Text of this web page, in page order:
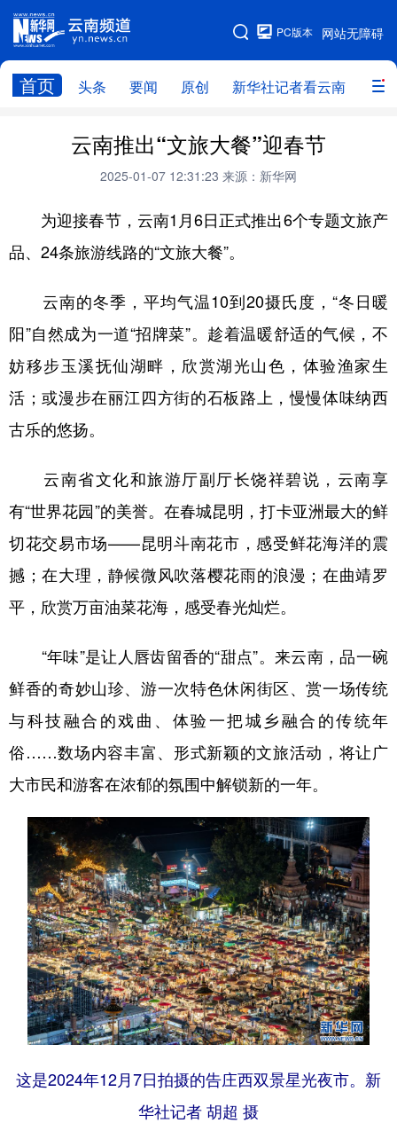
网站无障碍
PC版本
首页 头条 要闻 原创 新华社记者看云南 政务
网站地图
头条 云南要闻 本网原创
新华社记者看云南 政务
廉政 云南省领导报道集 旅游
州市
社会
经济 服务 云南故事
云南青年说 趣看文物
云南推出“文旅大餐”迎春节
2025-01-07 12:31:23 来源：新华网
为迎接春节，云南1月6日正式推出6个专题文旅产
品、24条旅游线路的“文旅大餐”。
云南的冬季，平均气温10到20摄氏度，“冬日暖
阳”自然成为一道“招牌菜”。趁着温暖舒适的气候，不
妨移步玉溪抚仙湖畔，欣赏湖光山色，体验渔家生
活；或漫步在丽江四方街的石板路上，慢慢体味纳西
古乐的悠扬。
云南省文化和旅游厅副厅长饶祥碧说，云南享
有“世界花园”的美誉。在春城昆明，打卡亚洲最大的鲜
切花交易市场——昆明斗南花市，感受鲜花海洋的震
撼；在大理，静候微风吹落樱花雨的浪漫；在曲靖罗
平，欣赏万亩油菜花海，感受春光灿烂。
“年味”是让人唇齿留香的“甜点”。来云南，品一碗
鲜香的奇妙山珍、游一次特色休闲街区、赏一场传统
与科技融合的戏曲、体验一把城乡融合的传统年
俗……数场内容丰富、形式新颖的文旅活动，将让广
大市民和游客在浓郁的氛围中解锁新的一年。
这是2024年12月7日拍摄的告庄西双景星光夜市。新
华社记者 胡超 摄